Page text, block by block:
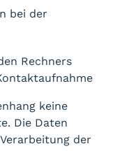
bei der
Rechners
keine
Die Daten
der